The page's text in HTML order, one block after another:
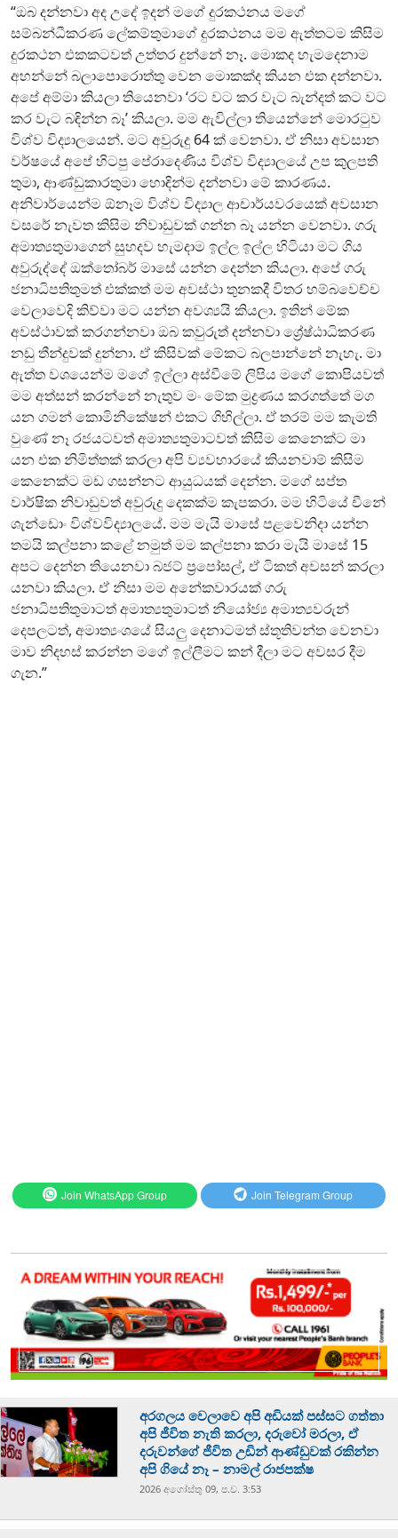
“ඔබ දන්නවා අද උදේ ඉදන් මගේ දුරකථනය මගේ
සම්බන්ධීකරණ ලේකම්තුමාගේ දුරකථනය මම ඇත්තටම කිසිම
දුරකථන එකකටවත් උත්තර දුන්නේ නෑ. මොකද හැමදෙනාම
අහන්නේ බලාපොරොත්තු වෙන මොකක්ද කියන එක දන්නවා.
අපේ අම්මා කියලා තියෙනවා ‘රට වට කර වැට බැන්දත් කට වට
කර වැට බඳින්න බෑ’ කියලා. මම ඇවිල්ලා තියෙන්නේ මොරටුව
විශ්ව විද්‍යාලයෙන්. මට අවුරුදු 64 ක් වෙනවා. ඒ නිසා අවසාන
වර්ෂයේ අපේ හිටපු පේරාදෙණිය විශ්ව විද්‍යාලයේ උප කුලපති
තුමා, ආණ්ඩුකාරතුමා හොඳින්ම දන්නවා මේ කාරණය.
අනිවාර්යෙන්ම ඕනෑම විශ්ව විද්‍යාල ආචාර්යවරයෙක් අවසාන
වසරේ නැවත කිසිම නිවාඩුවක් ගන්න බෑ යන්න වෙනවා. ගරු
අමාත්‍යතුමාගෙන් සුහදව හැමදාම ඉල්ල ඉල්ල හිටියා මට ගිය
අවුරුද්දේ ඔක්තෝබර් මාසේ යන්න දෙන්න කියලා. අපේ ගරු
ජනාධිපතිතුමත් එක්කත් මම අවස්ථා තුනකදී විතර හම්බවෙච්ච
වෙලාවෙදි කිව්වා මට යන්න අවශ්‍යයි කියලා. ඉතින් මේක
අවස්ථාවක් කරගන්නවා ඔබ කවුරුත් දන්නවා ශ්‍රේෂ්ඨාධිකරණ
නඩු තීන්දුවක් දුන්නා. ඒ කිසිවක් මේකට බලපාන්නේ නැහැ. මා
ඇත්ත වශයෙන්ම මගේ ඉල්ලා අස්වීමේ ලිපිය මගේ කොපියවත්
මම අත්සන් කරන්නේ නැතුව මං මේක මුද්‍රණය කරගත්තේ මග
යන ගමන් කොමිනිකේෂන් එකට ගිහිල්ලා. ඒ තරම් මම කැමති
වුණේ නෑ රජයටවත් අමාත්‍යතුමාටවත් කිසිම කෙනෙක්ට මා
යන එක නිමිත්තක් කරලා අපි ව්‍යවහාරයේ කියනවාම් කිසිම
කෙනෙක්ට මඩ ගසන්නට ආයුධයක් දෙන්න. මගේ සප්ත
වාර්ෂික නිවාඩුවත් අවුරුදු දෙකක්ම කැපකරා. මම හිටියේ චීනේ
ශැන්ඩොං විශ්වවිද්‍යාලයේ. මම මැයි මාසේ පළවෙනිදා යන්න
තමයි කල්පනා කළේ නමුත් මම කල්පනා කරා මැයි මාසේ 15
අපට දෙන්න තියෙනවා බජට් ප්‍රපෝසල්, ඒ ටිකත් අවසන් කරලා
යනවා කියලා. ඒ නිසා මම අනේකවාරයක් ගරු
ජනාධිපතිතුමාටත් අමාත්‍යතුමාටත් නියෝජ්‍ය අමාත්‍යවරුන්
දෙපලටත්, අමාත්‍යංශයේ සියලු දෙනාටමත් ස්තූතිවන්ත වෙනවා
මාව නිදහස් කරන්න මගේ ඉල්ලීමට කන් දීලා මට අවසර දීම
ගැන.”
Join WhatsApp Group Join Telegram Group
අරගලය වෙලාවෙ අපි අඩියක් පස්සට ගත්තා
අපි ජීවිත නැති කරලා, දරුවෝ මරලා, ඒ
දරුවන්ගේ ජීවිත උඩින් ආණ්ඩුවක් රකින්න
අපි ගියේ නෑ – නාමල් රාජපක්ෂ
2026 අගෝස්‍තු 09, ප.ව. 3:53